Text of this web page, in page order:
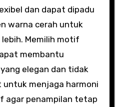
dan dapat dipadu
warna cerah untuk
Memilih motif
membantu
elegan dan tidak
untuk menjaga harmoni
agar penampilan tetap